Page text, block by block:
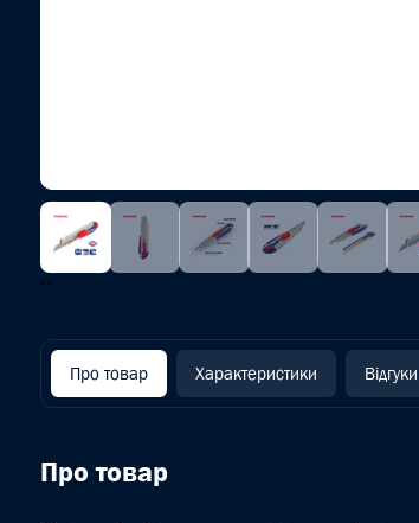
‹›
Про товар Характеристики Відгуки
Про товар